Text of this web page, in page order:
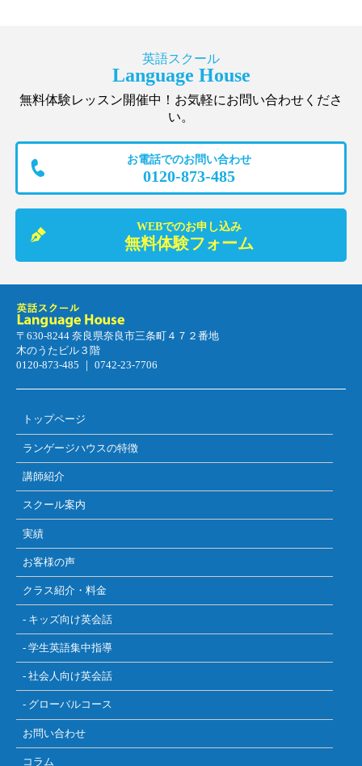
英語スクール
Language House
無料体験レッスン開催中！お気軽にお問い合わせくださ
い。
お電話でのお問い合わせ
0120-873-485
WEBでのお申し込み
無料体験フォーム
〒630-8244 奈良県奈良市三条町４７２番地
木のうたビル３階
0120-873-485 ｜ 0742-23-7706
トップページ
ランゲージハウスの特徴
講師紹介
スクール案内
実績
お客様の声
クラス紹介・料金
- キッズ向け英会話
- 学生英語集中指導
- 社会人向け英会話
- グローバルコース
お問い合わせ
コラム